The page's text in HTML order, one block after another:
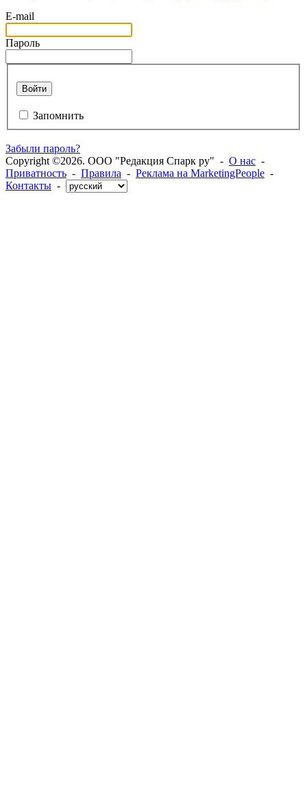
E-mail
Пароль
Войти
Запомнить
Забыли пароль?
Copyright ©2026. ООО "Редакция Спарк ру" - О нас -
Приватность - Правила - Реклама на MarketingPeople -
Контакты -